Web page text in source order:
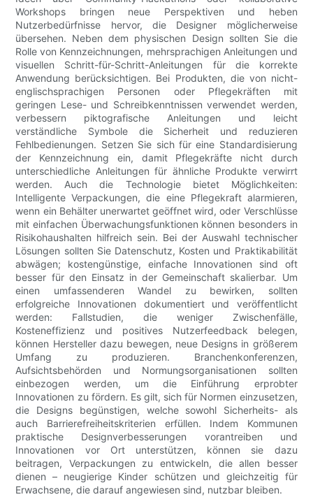
Workshops bringen neue Perspektiven und heben
Nutzerbedürfnisse hervor, die Designer möglicherweise
übersehen. Neben dem physischen Design sollten Sie die
Rolle von Kennzeichnungen, mehrsprachigen Anleitungen und
visuellen Schritt-für-Schritt-Anleitungen für die korrekte
Anwendung berücksichtigen. Bei Produkten, die von nicht-
englischsprachigen Personen oder Pflegekräften mit
geringen Lese- und Schreibkenntnissen verwendet werden,
verbessern piktografische Anleitungen und leicht
verständliche Symbole die Sicherheit und reduzieren
Fehlbedienungen. Setzen Sie sich für eine Standardisierung
der Kennzeichnung ein, damit Pflegekräfte nicht durch
unterschiedliche Anleitungen für ähnliche Produkte verwirrt
werden. Auch die Technologie bietet Möglichkeiten:
Intelligente Verpackungen, die eine Pflegekraft alarmieren,
wenn ein Behälter unerwartet geöffnet wird, oder Verschlüsse
mit einfachen Überwachungsfunktionen können besonders in
Risikohaushalten hilfreich sein. Bei der Auswahl technischer
Lösungen sollten Sie Datenschutz, Kosten und Praktikabilität
abwägen; kostengünstige, einfache Innovationen sind oft
besser für den Einsatz in der Gemeinschaft skalierbar. Um
einen umfassenderen Wandel zu bewirken, sollten
erfolgreiche Innovationen dokumentiert und veröffentlicht
werden: Fallstudien, die weniger Zwischenfälle,
Kosteneffizienz und positives Nutzerfeedback belegen,
können Hersteller dazu bewegen, neue Designs in größerem
Umfang zu produzieren. Branchenkonferenzen,
Aufsichtsbehörden und Normungsorganisationen sollten
einbezogen werden, um die Einführung erprobter
Innovationen zu fördern. Es gilt, sich für Normen einzusetzen,
die Designs begünstigen, welche sowohl Sicherheits- als
auch Barrierefreiheitskriterien erfüllen. Indem Kommunen
praktische Designverbesserungen vorantreiben und
Innovationen vor Ort unterstützen, können sie dazu
beitragen, Verpackungen zu entwickeln, die allen besser
dienen – neugierige Kinder schützen und gleichzeitig für
Erwachsene, die darauf angewiesen sind, nutzbar bleiben.